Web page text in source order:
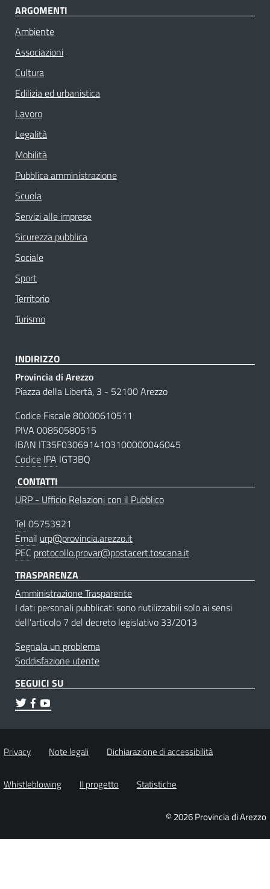
ARGOMENTI
Ambiente
Associazioni
Cultura
Edilizia ed urbanistica
Lavoro
Legalità
Mobilità
Pubblica amministrazione
Scuola
Servizi alle imprese
Sicurezza pubblica
Sociale
Sport
Territorio
Turismo
INDIRIZZO
Provincia di Arezzo
Piazza della Libertà, 3 - 52100 Arezzo
Codice Fiscale 80000610511
PIVA 00850580515
IBAN IT35F0306914103100000046045
Codice IPA IGT3BQ
CONTATTI
URP - Ufficio Relazioni con il Pubblico
Tel 05753921
Email urp@provincia.arezzo.it
PEC protocollo.provar@postacert.toscana.it
TRASPARENZA
Amministrazione Trasparente
I dati personali pubblicati sono riutilizzabili solo ai sensi
dell'articolo 7 del decreto legislativo 33/2013
Segnala un problema
Soddisfazione utente
SEGUICI SU
Privacy Note legali Dichiarazione di accessibilità
Whistleblowing Il progetto Statistiche
© 2026 Provincia di Arezzo